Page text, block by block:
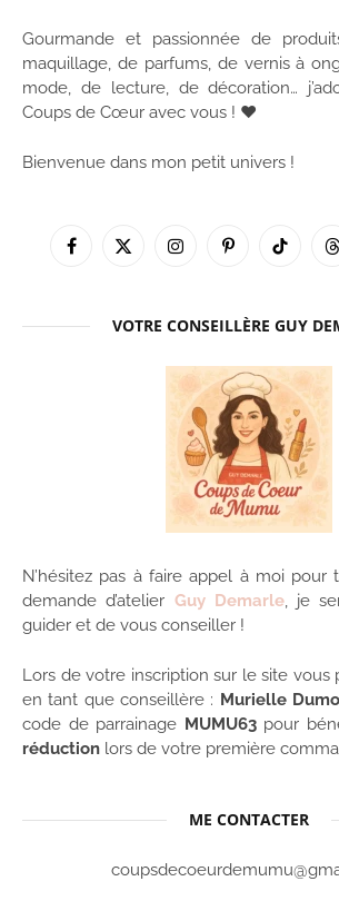
Gourmande et passionnée de
maquillage, de parfums, de vernis à
mode, de lecture, de décoration…
Coups de Cœur avec vous ! ♥
Bienvenue dans mon petit univers !
Facebook
X
InstagramPinterestTikTok
VOTRE CONSEILLÈRE GUY
N’hésitez pas à faire appel à moi pour
demande d’atelier Guy Demarle, je
guider et de vous conseiller !
Lors de votre inscription sur le site vous
en tant que conseillère : Murielle
code de parrainage MUMU63pour
réduction lors de votre première
ME CONTACTER